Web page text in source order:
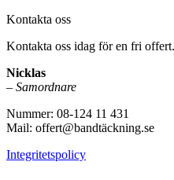
Kontakta oss
Kontakta oss idag för en fri offert.
Nicklas
– Samordnare
Nummer: 08-124 11 431
Mail: offert@bandtäckning.se
Integritetspolicy